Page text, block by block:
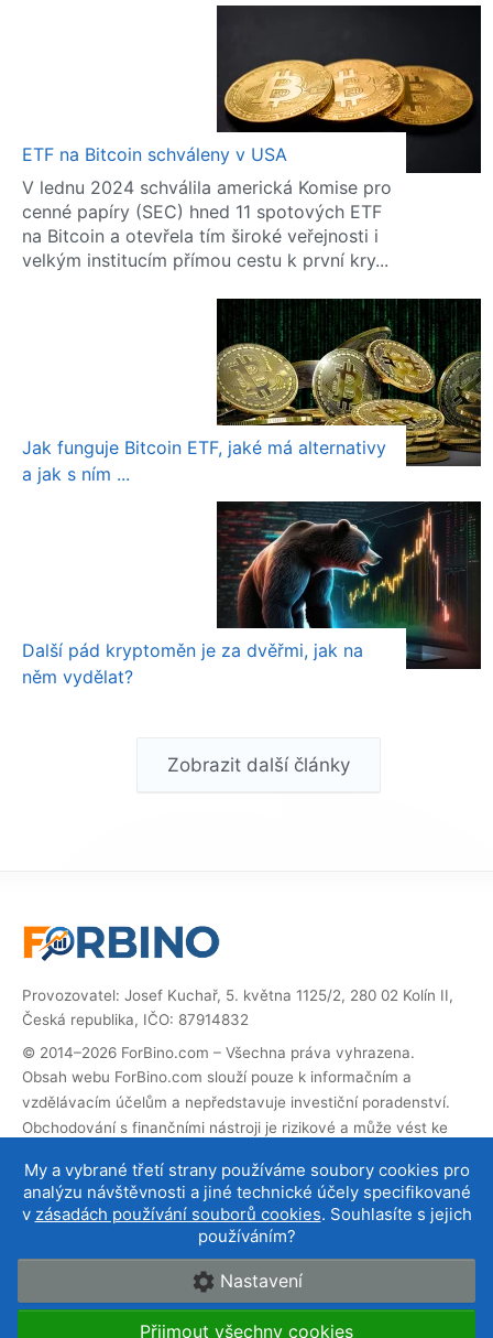
ETF na Bitcoin schváleny v USA
V lednu 2024 schválila americká Komise pro
cenné papíry (SEC) hned 11 spotových ETF
na Bitcoin a otevřela tím široké veřejnosti i
velkým institucím přímou cestu k první kry...
Jak funguje Bitcoin ETF, jaké má alternativy
a jak s ním ...
Další pád kryptoměn je za dvěřmi, jak na
něm vydělat?
Zobrazit další články
Provozovatel: Josef Kuchař, 5. května 1125/2, 280 02 Kolín II,
Česká republika, IČO: 87914832
© 2014–2026 ForBino.com – Všechna práva vyhrazena.
Obsah webu ForBino.com slouží pouze k informačním a
vzdělávacím účelům a nepředstavuje investiční poradenství.
Obchodování s finančními nástroji je rizikové a může vést ke
Web obsahuje partnerské (affiliate) odkazy. Pokud přes ně
provedete registraci, obdržíme provizi, díky které můžeme web
provozovat a dále rozvíjet. Na cenu služby pro vás to nemá
O nás | Kontakt | Podmínky používání |
Cookies a
My a vybrané třetí strany používáme soubory cookies pro
analýzu návštěvnosti a jiné technické účely specifikované
v zásadách používání souborů cookies. Souhlasíte s jejich
používáním?
Nastavení
Přijmout všechny cookies